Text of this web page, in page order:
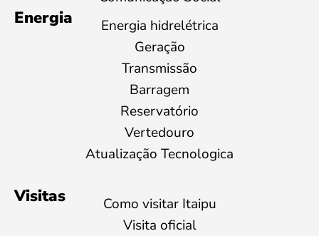
Energia
Energia hidrelétrica
Geração
Transmissão
Barragem
Reservatório
Vertedouro
Atualização Tecnologica
Visitas
Como visitar Itaipu
Visita oficial